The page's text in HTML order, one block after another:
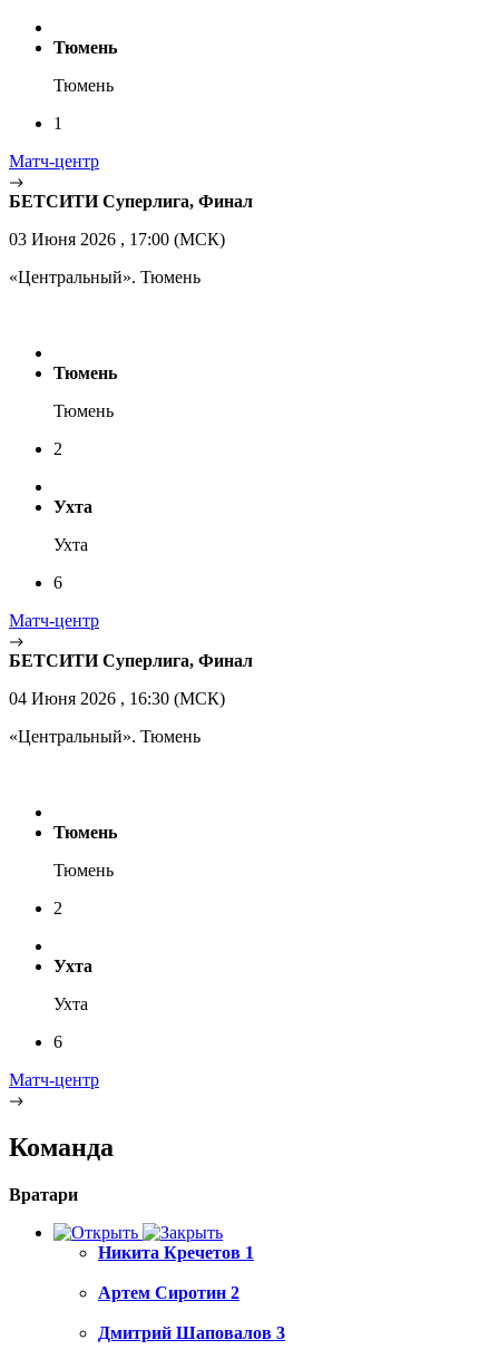
Тюмень
Тюмень
1
Матч-центр
БЕТСИТИ Суперлига, Финал
03 Июня 2026 , 17:00 (МСК)
«Центральный». Тюмень
Тюмень
Тюмень
2
Ухта
Ухта
6
Матч-центр
БЕТСИТИ Суперлига, Финал
04 Июня 2026 , 16:30 (МСК)
«Центральный». Тюмень
Тюмень
Тюмень
2
Ухта
Ухта
6
Матч-центр
Команда
Вратари
Никита Кречетов 1
Артем Сиротин 2
Дмитрий Шаповалов 3